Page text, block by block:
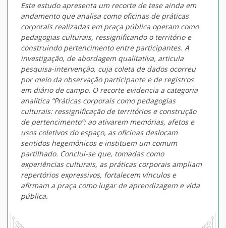
Este estudo apresenta um recorte de tese ainda em
andamento que analisa como oficinas de práticas
corporais realizadas em praça pública operam como
pedagogias culturais, ressignificando o território e
construindo pertencimento entre participantes. A
investigação, de abordagem qualitativa, articula
pesquisa-intervenção, cuja coleta de dados ocorreu
por meio da observação participante e de registros
em diário de campo. O recorte evidencia a categoria
analítica “Práticas corporais como pedagogias
culturais: ressignificação de territórios e construção
de pertencimento”: ao ativarem memórias, afetos e
usos coletivos do espaço, as oficinas deslocam
sentidos hegemônicos e instituem um comum
partilhado. Conclui-se que, tomadas como
experiências culturais, as práticas corporais ampliam
repertórios expressivos, fortalecem vínculos e
afirmam a praça como lugar de aprendizagem e vida
pública.